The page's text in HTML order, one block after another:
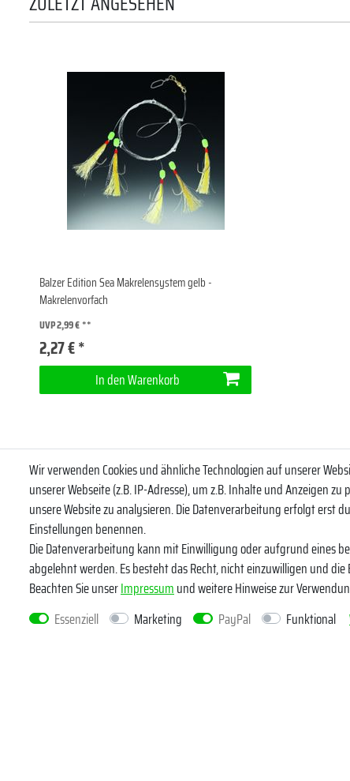
Balzer Edition Sea Makrelensystem gelb -
Makrelenvorfach
UVP 2,99 €
2,27 € *
In den Warenkorb
Abonniere
E-MAIL **
Newsletter
Honig
Hiermit
Wir verwenden Cookies und ähnliche Technologien auf unserer
unserer Webseite (z.B. IP-Adresse), um z.B. Inhalte und Anzeigen
unsere Website zu analysieren. Die Datenverarbeitung erfolgt erst
Einstellungen benennen.
Die Datenverarbeitung kann mit Einwilligung oder aufgrund eines
abgelehnt werden. Es besteht das Recht, nicht einzuwilligen und
Beachten Sie unserImpressumund weitere Hinweise zur
Essenziell
Marketing PayPal Funktional